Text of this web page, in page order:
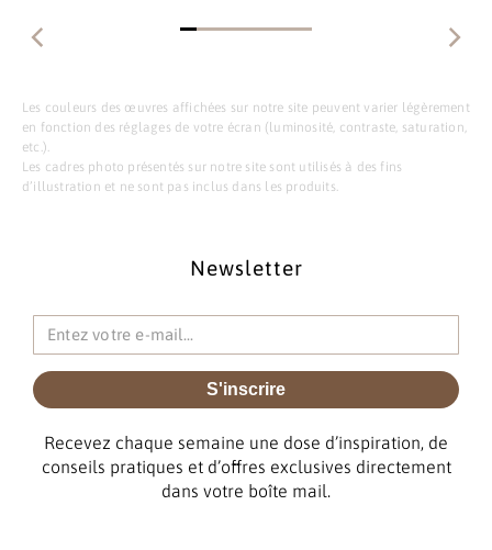
Les couleurs des œuvres affichées sur notre site peuvent varier légèrement
en fonction des réglages de votre écran (luminosité, contraste, saturation,
etc.).
Les cadres photo présentés sur notre site sont utilisés à des fins
d’illustration et ne sont pas inclus dans les produits.
Newsletter
S'inscrire
Recevez chaque semaine une dose d’inspiration, de
conseils pratiques et d’offres exclusives directement
dans votre boîte mail.